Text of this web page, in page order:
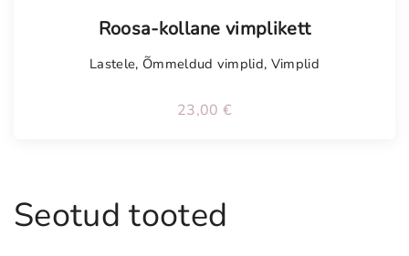
Roosa-kollane vimplikett
Lastele, Õmmeldud vimplid, Vimplid
23,00 €
Seotud tooted